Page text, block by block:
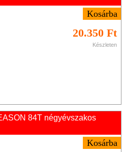
20.350 Ft
Készleten
84T négyévszakos